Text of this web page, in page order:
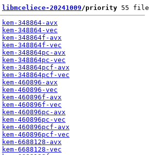
libmceliece-20241009/priority 55
kem-348864-avx
kem-348864-vec
kem-348864f-avx
kem-348864f-vec
kem-348864pc-avx
kem-348864pc-vec
kem-348864pcf-avx
kem-348864pcf-vec
kem-460896-avx
kem-460896-vec
kem-460896f-avx
kem-460896f-vec
kem-460896pc-avx
kem-460896pc-vec
kem-460896pcf-avx
kem-460896pcf-vec
kem-6688128-avx
kem-6688128-vec